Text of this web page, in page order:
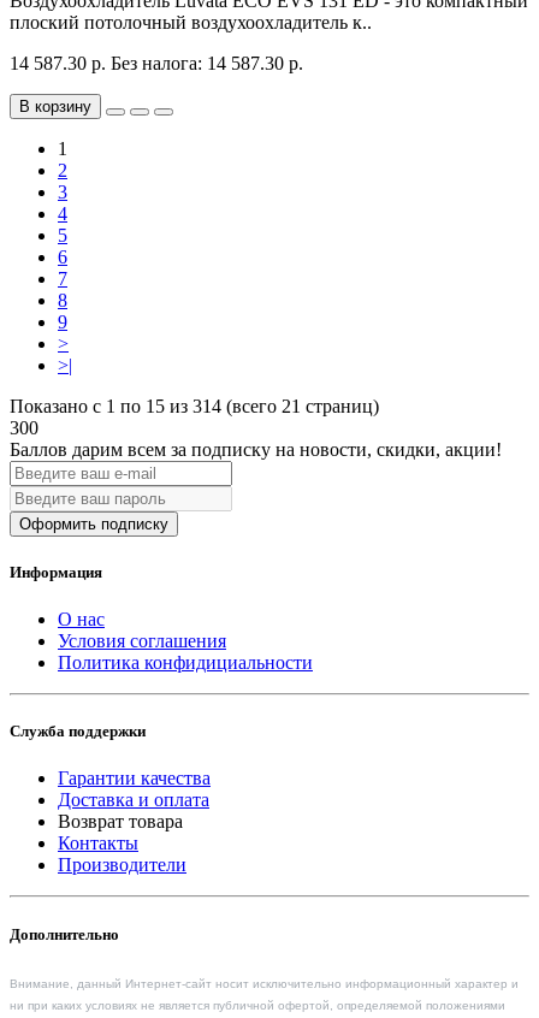
плоский потолочный воздухоохладитель к..
14 587.30 р. Без налога: 14 587.30 р.
В корзину
1
2
3
4
5
6
7
8
9
>
>|
Показано с 1 по 15 из 314 (всего 21 страниц)
300
Баллов дарим всем за подписку на новости, скидки, акции!
Оформить подписку
Информация
О нас
Условия соглашения
Политика конфидициальности
Служба поддержки
Гарантии качества
Доставка и оплата
Возврат товара
Контакты
Производители
Дополнительно
Внимание, данный Интернет-сайт носит исключительно информационный характер и
ни при каких условиях не является публичной офертой, определяемой положениями